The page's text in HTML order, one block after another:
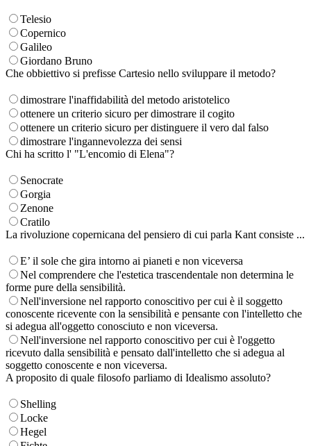
Telesio
Copernico
Galileo
Giordano Bruno
Che obbiettivo si prefisse Cartesio nello sviluppare il metodo?
dimostrare l'inaffidabilità del metodo aristotelico
ottenere un criterio sicuro per dimostrare il cogito
ottenere un criterio sicuro per distinguere il vero dal falso
dimostrare l'ingannevolezza dei sensi
Chi ha scritto l' "L'encomio di Elena"?
Senocrate
Gorgia
Zenone
Cratilo
La rivoluzione copernicana del pensiero di cui parla Kant consiste ...
E’ il sole che gira intorno ai pianeti e non viceversa
Nel comprendere che l'estetica trascendentale non determina le
forme pure della sensibilità.
Nell'inversione nel rapporto conoscitivo per cui è il soggetto
conoscente ricevente con la sensibilità e pensante con l'intelletto che
si adegua all'oggetto conosciuto e non viceversa.
Nell'inversione nel rapporto conoscitivo per cui è l'oggetto
ricevuto dalla sensibilità e pensato dall'intelletto che si adegua al
soggetto conoscente e non viceversa.
A proposito di quale filosofo parliamo di Idealismo assoluto?
Shelling
Locke
Hegel